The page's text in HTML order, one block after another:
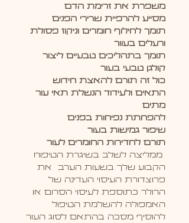
משפרת את זרימת הדם
מסייע להרפיית שרירי הפנים
תומך לחילוף חומרים וניקוז פסולת
ורעלים בעוור
תומך בתהליכים טבעיים ליצור
קולגן טבעי בעור
כול זה תורם להאצת חידוש
התאים ולעידוד הנשלת תאי עור
מתים
להפחתת נפיחות בפנים
שיפור גמישות בעור
תורם לחדירות החומרים לעור
ממליצה לשלב בשיגרת הטיפוח
הקבוע שלך בשעות הערב את
פרוצדורת העיסוי העדינה של
הרולר כתוספת לעיסוי הסרום או
האמפולה להשלמת הטיפול
להוסיף מסכה בהתאם לסוג העור